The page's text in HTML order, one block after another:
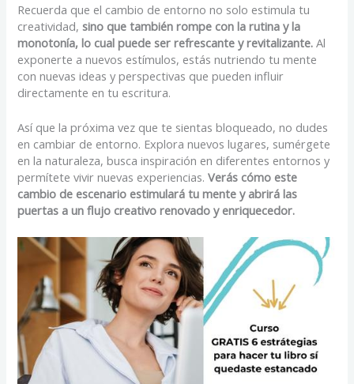
Recuerda que el cambio de entorno no solo estimula tu
creatividad, sino que también rompe con la rutina y la
monotonía, lo cual puede ser refrescante y revitalizante. Al
exponerte a nuevos estímulos, estás nutriendo tu mente
con nuevas ideas y perspectivas que pueden influir
directamente en tu escritura.
Así que la próxima vez que te sientas bloqueado, no dudes
en cambiar de entorno. Explora nuevos lugares, sumérgete
en la naturaleza, busca inspiración en diferentes entornos y
permítete vivir nuevas experiencias. Verás cómo este
cambio de escenario estimulará tu mente y abrirá las
puertas a un flujo creativo renovado y enriquecedor.